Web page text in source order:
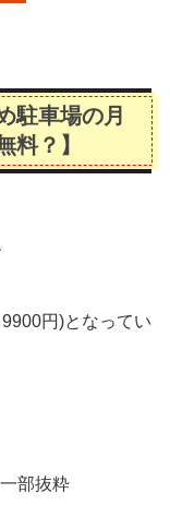
駐車場の月
料？】
円)となってい
部抜粋